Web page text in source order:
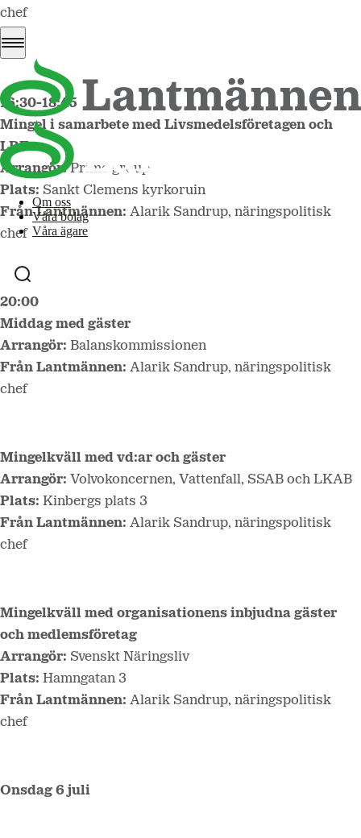
Om oss
Våra bolag
Våra ägare
chef
Mer info:
16:30-18:45
Mingel i samarbete med Livsmedelsföretagen och
LRF
Arrangör:Prime group
Plats: Sankt Clemens kyrkoruin
Från Lantmännen: Alarik Sandrup, näringspolitisk
chef
20:00
Middag med gäster
Arrangör: Balanskommissionen
Från Lantmännen: Alarik Sandrup, näringspolitisk
chef
Mingelkväll med vd:ar och gäster
Arrangör: Volvokoncernen, Vattenfall, SSAB och LKAB
Plats: Kinbergs plats 3
Från Lantmännen: Alarik Sandrup, näringspolitisk
chef
Mingelkväll med organisationens inbjudna gäster
och medlemsföretag
Arrangör: Svenskt Näringsliv
Plats: Hamngatan 3
Från Lantmännen: Alarik Sandrup, näringspolitisk
chef
Onsdag 6 juli